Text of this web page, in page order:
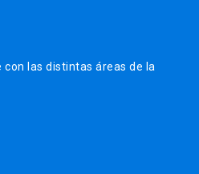
las distintas áreas de la